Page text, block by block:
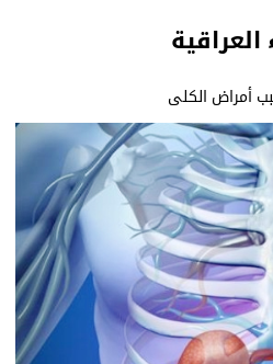
العراقية
أمراض الكلى